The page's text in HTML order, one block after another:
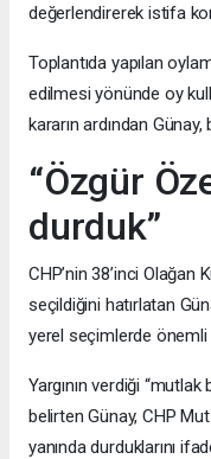
değerlendirerek istifa
Toplantıda yapılan
edilmesi yönünde oy
kararın ardından Günay,
“Özgür
durduk”
CHP’nin 38’inci Olağan
seçildiğini hatırlatan
yerel seçimlerde önemli
Yargının verdiği
belirten Günay, CHP
yanında durduklarını